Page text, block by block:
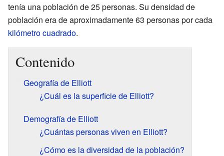
tenía una población de 25 personas. Su densidad de
población era de aproximadamente 63 personas por cada
kilómetro cuadrado.
Contenido
Geografía de Elliott
¿Cuál es la superficie de Elliott?
Demografía de Elliott
¿Cuántas personas viven en Elliott?
¿Cómo es la diversidad de la población?